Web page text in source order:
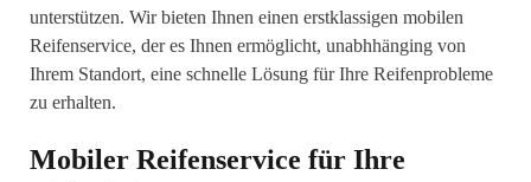
unterstützen. Wir bieten Ihnen einen erstklassigen mobilen
Reifenservice, der es Ihnen ermöglicht, unabhhänging von
Ihrem Standort, eine schnelle Lösung für Ihre Reifenprobleme
zu erhalten.
Mobiler Reifenservice für Ihre